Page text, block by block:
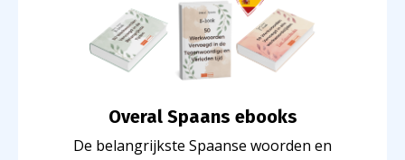
Overal Spaans ebooks
De belangrijkste Spaanse woorden en